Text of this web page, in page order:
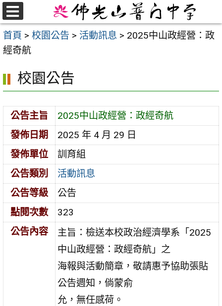
跳
至
主
要
首頁 > 校園公告 > 活動訊息 > 2025中山政經營：政
經奇航
校園公告
公告主旨
2025中山政經營：政經奇航
發佈日期
2025 年 4 月 29 日
發佈單位
訓育組
公告類別
活動訊息
公告等級
公告
點閱次數
323
公告內容
主旨：檢送本校政治經濟學系「2025
中山政經營：政經奇航」之
海報與活動簡章，敬請惠予協助張貼
公告週知，倘蒙俞
允，無任感荷。
選
單